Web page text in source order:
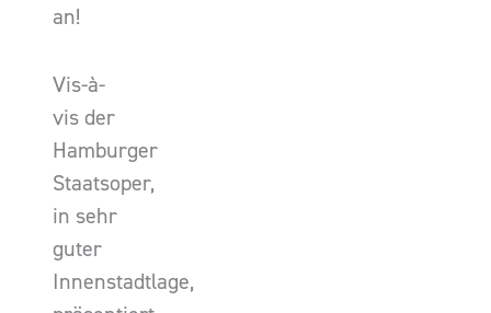
an!
Vis-à-
vis der
Hamburger
Staatsoper,
in sehr
guter
Innenstadtlage,